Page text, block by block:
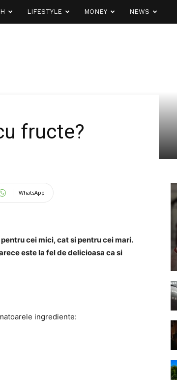
LIFESTYLE MONEY NEWS
fructe?
WhatsApp
cei mici, cat si pentru cei mari.
este la fel de delicioasa ca si
ingrediente: